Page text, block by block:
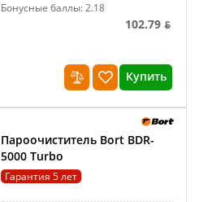
Бонусные баллы: 2.18
102.79 ƃ
Купить
Пароочиститель Bort BDR-
5000 Turbo
Гарантия 5 лет